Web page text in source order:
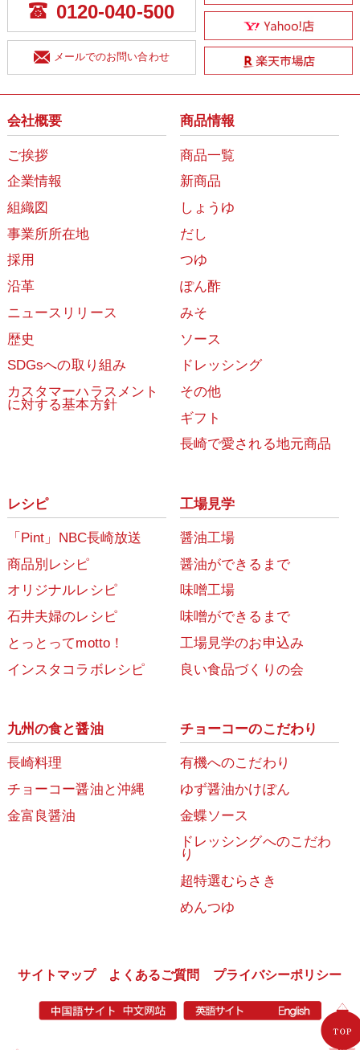
0120-040-500
メールでのお問い合わせ
会社概要
ご挨拶
企業情報
組織図
事業所所在地
採用
沿革
ニュースリリース
歴史
SDGsへの取り組み
カスタマーハラスメント
に対する基本方針
商品情報
商品一覧
新商品
しょうゆ
だし
つゆ
ぽん酢
みそ
ソース
ドレッシング
その他
ギフト
長崎で愛される地元商品
レシピ
「Pint」NBC長崎放送
商品別レシピ
オリジナルレシピ
石井夫婦のレシピ
とっとってmotto！
インスタコラボレシピ
工場見学
醤油工場
醤油ができるまで
味噌工場
味噌ができるまで
工場見学のお申込み
良い食品づくりの会
九州の食と醤油
長崎料理
チョーコー醤油と沖縄
金富良醤油
チョーコーのこだわり
有機へのこだわり
ゆず醤油かけぽん
金蝶ソース
ドレッシングへのこだわ
り
超特選むらさき
めんつゆ
サイトマップ よくあるご質問 プライバシーポリシー